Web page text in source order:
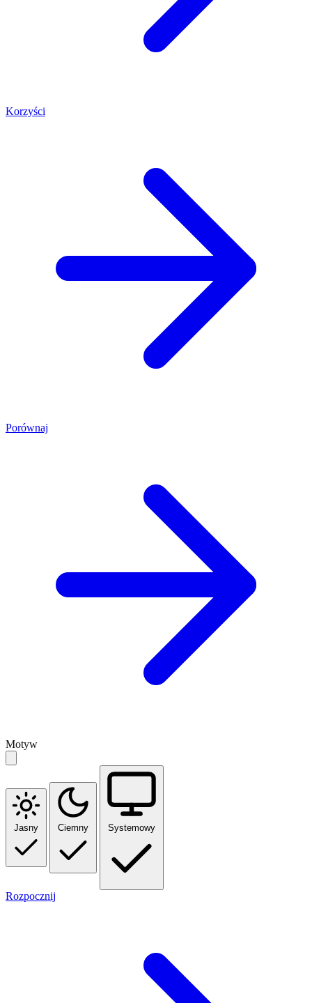
Korzyści
Porównaj
Motyw
Jasny Ciemny Systemowy
Rozpocznij